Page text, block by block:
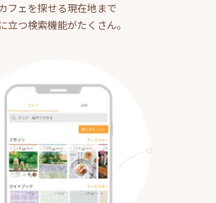
フェを探せる現在地まで
立つ検索機能がたくさん。